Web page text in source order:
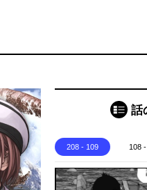
話
208 - 109 108